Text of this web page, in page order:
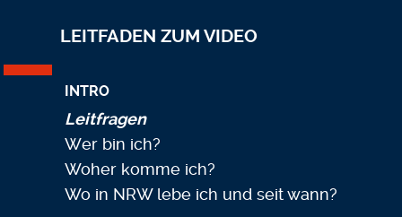
LEITFADEN ZUM VIDEO
INTRO
Leitfragen
Wer bin ich?
Woher komme ich?
Wo in NRW lebe ich und seit wann?